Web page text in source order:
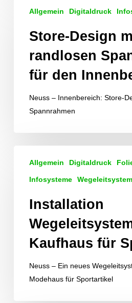
Design
randlosen
Spannrahmen
Innenbereich
Allgemein Digitaldruck
Store-Design
randlosen
für den
Neuss – Innenbereich: Store-
Spannrahmen
Wegeleitsystem
Sportmode
Allgemein Digitaldruck
Infosysteme Wegeleitsystem
Installation
Kaufhaus für
Neuss – Ein neues
Modehaus für Sportartikel